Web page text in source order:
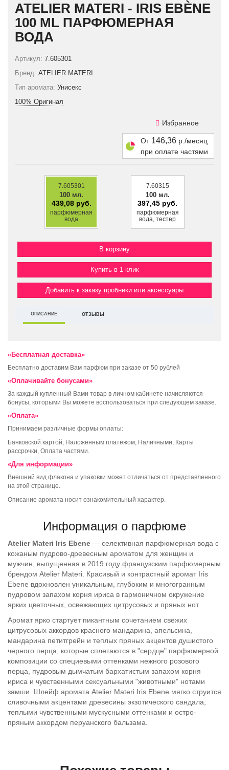
ATELIER MATERI - IRIS EBÈNE
100 ML ПАРФЮМЕРНАЯ
ВОДА
Артикул: 7.605301
Бренд: ATELIER MATERI
Тип аромата: Унисекс
100% Оригинал
Избранное
От 146,36 р./месяц
при оплате частями
7.605301
100 мл.
439,08 руб.
парфюмерная
вода
7.60315
100 мл.
397,45 руб.
парфюмерная
вода, тестер
Купить в 1 клик
Добавить к заказу пробники или аксессуары
ОПИСАНИЕ ОТЗЫВЫ
«Бесплатная доставка»
Бесплатно доставим Вам парфюм при заказе от 50 рублей
«Оплачивайте бонусами»
За каждый купленный Вами товар в личном кабинете начисляются
бонусы, которыми Вы можете воспользоваться при следующем заказе.
«Оплата»
Принимаем различные формы оплаты:
Банковской картой, Наложенным платежом, Наличными, Карты
рассрочки, Оплата частями.
«Для информации»
Внешний вид флакона и упаковки может отличаться от представленного
на этой странице.
Описание аромата носит ознакомительный характер.
Информация о парфюме
Atelier Materi Iris Ebene — селективная парфюмерная вода с
кожаным пудрово-древесным ароматом для женщин и
мужчин, выпущенная в 2019 году французским парфюмерным
брендом Atelier Materi. Красивый и контрастный аромат Iris
Ebene вдохновлен уникальным, глубоким и многогранным
пудровом запахом корня ириса в гармоничном окружение
ярких цветочных, освежающих цитрусовых и пряных нот.
Аромат ярко стартует пикантным сочетанием свежих
цитрусовых аккордов красного мандарина, апельсина,
мандарина петитгрейн и теплых пряных акцентов душистого
черного перца, которые сплетаются в "сердце" парфюмерной
композиции со специевыми оттенками нежного розового
перца, пудровым дымчатым бархатистым запахом корня
ириса и чувственными сексуальными "животными" нотами
замши. Шлейф аромата Atelier Materi Iris Ebene мягко струится
сливочными акцентами древесины экзотического сандала,
теплыми чувственными мускусными оттенками и остро-
пряным аккордом перуанского бальзама.